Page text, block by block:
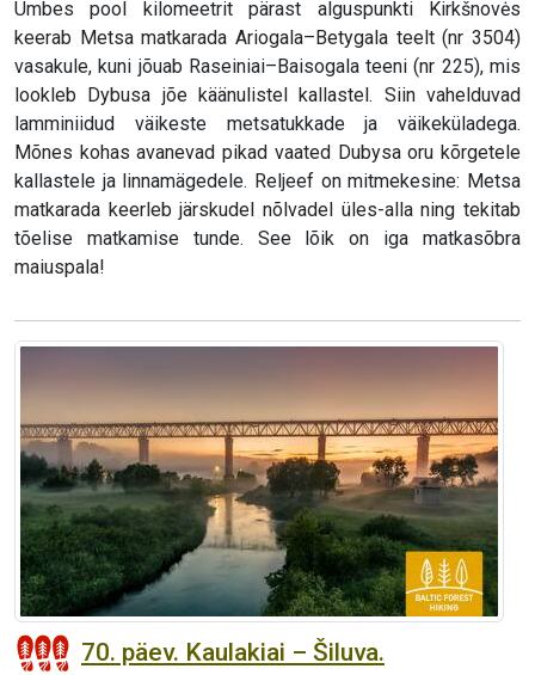
Umbes pool kilomeetrit pärast alguspunkti Kirkšnovės
keerab Metsa matkarada Ariogala–Betygala teelt (nr 3504)
vasakule, kuni jõuab Raseiniai–Baisogala teeni (nr 225), mis
lookleb Dybusa jõe käänulistel kallastel. Siin vahelduvad
lamminiidud väikeste metsatukkade ja väikeküladega.
Mõnes kohas avanevad pikad vaated Dubysa oru kõrgetele
kallastele ja linnamägedele. Reljeef on mitmekesine: Metsa
matkarada keerleb järskudel nõlvadel üles-alla ning tekitab
tõelise matkamise tunde. See lõik on iga matkasõbra
maiuspala!
70. päev. Kaulakiai – Šiluva.